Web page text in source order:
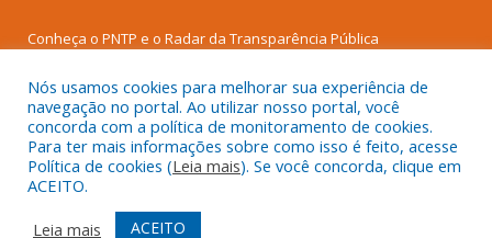
Conheça o PNTP e o Radar da Transparência Pública
Todos os direitos reservados a Câmara Municipal de Senador
José Porfírio.
Mapa do Site
Acessar Área Administrativa
Nós usamos cookies para melhorar sua experiência de
navegação no portal. Ao utilizar nosso portal, você
concorda com a política de monitoramento de cookies.
Para ter mais informações sobre como isso é feito, acesse
Política de cookies (Leia mais). Se você concorda, clique em
ACEITO.
Leia mais
ACEITO